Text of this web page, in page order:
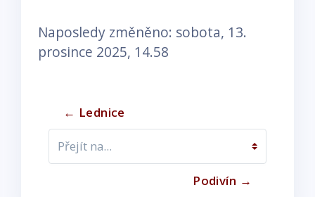
Naposledy změněno: sobota, 13.
prosince 2025, 14.58
← Lednice
Přejít na...
Podivín →